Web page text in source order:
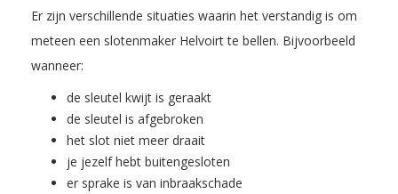
Er zijn verschillende situaties waarin het verstandig is om
meteen een slotenmaker Helvoirt te bellen. Bijvoorbeeld
wanneer:
de sleutel kwijt is geraakt
de sleutel is afgebroken
het slot niet meer draait
je jezelf hebt buitengesloten
er sprake is van inbraakschade